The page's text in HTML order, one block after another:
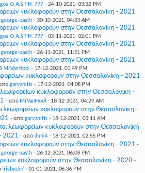
O.A.S.TH. 777- 24-10-2021, 03:32 PM
κυκλοφορούν στην Θεσσαλονίκη - 2021 -
george-oasth- 30-10-2021, 04:33 AM
κυκλοφορούν στην Θεσσαλονίκη - 2021 -
O.A.S.TH. 777- 03-11-2021, 02:01 PM
κυκλοφορούν στην Θεσσαλονίκη - 2021 -
george-oasth- 26-11-2021, 11:51 PM
κυκλοφορούν στην Θεσσαλονίκη - 2021 -
MrVanHool - 17-12-2021, 01:49 PM
κυκλοφορούν στην Θεσσαλονίκη - 2021
garvanitis - 17-12-2021, 04:08 PM
λεωφορείων κυκλοφορούν στην Θεσσαλονίκη -
- από MrVanHool - 18-12-2021, 04:29 AM
λεωφορείων κυκλοφορούν στην Θεσσαλονίκη -
- από garvanitis- 18-12-2021, 05:11 AM
λεωφορείων κυκλοφορούν στην Θεσσαλονίκη
2021 - από dimi4 - 18-12-2021, 02:55 PM
κυκλοφορούν στην Θεσσαλονίκη - 2021 -
george-oasth- 26-12-2021, 06:08 PM
κυκλοφορούν στην Θεσσαλονίκη - 2020 -
irisbus57 - 01-01-2021, 06:36 PM